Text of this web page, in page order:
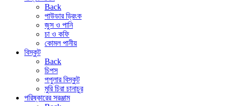
Back
পাউডার ড্রিংক
জুস ও পানি
চা ও কফি
কোমল পানীয়
বিস্কুট
Back
চিপস
পপুলার বিস্কুট
মুরি চিরা চানাচুর
পরিষ্কারের সরঞ্জাম